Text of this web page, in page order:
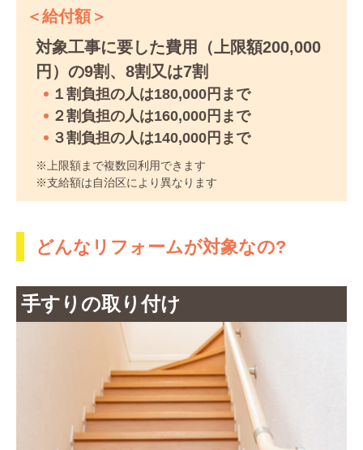
＜給付額＞
対象工事に要した費用（上限額200,000
円）の9割、8割又は7割
１割負担の人は180,000円まで
２割負担の人は160,000円まで
３割負担の人は140,000円まで
※上限額まで複数回利用できます
※支給額は自治区により異なります
どんなリフォームが対象なの?
手すりの取り付け